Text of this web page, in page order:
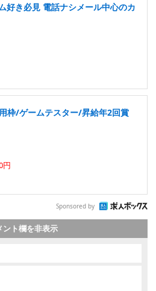
好き必見 電話ナシメール中心のカ
枠/ゲームテスター/昇給年2回賞
円
Sponsored by
ント欄を非表示